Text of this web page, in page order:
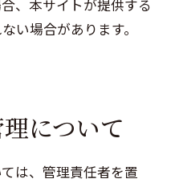
、本サイトが提供する
い場合があります。
について
は、管理責任者を置